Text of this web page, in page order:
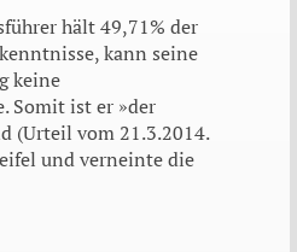
hält 49,71% der
kann seine
keine
Somit ist er »der
(Urteil vom 21.3.2014.
und verneinte die